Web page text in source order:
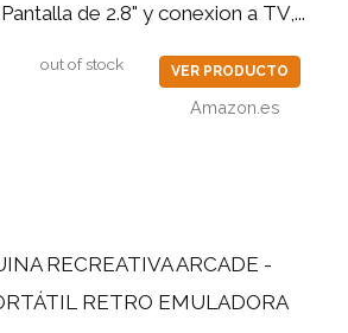
de 2.8" y conexion a TV,...
out of stock VER PRODUCTO
Amazon.es
RECREATIVA ARCADE -
RETRO EMULADORA